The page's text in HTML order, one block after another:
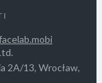
2A/13, Wrocław,